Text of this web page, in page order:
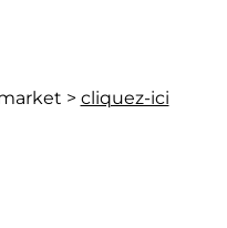
> cliquez-ici